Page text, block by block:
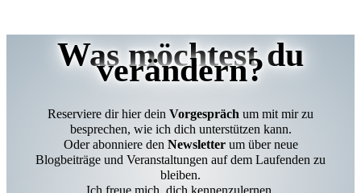
Was möchtest du
verändern?
Reserviere dir hier dein Vorgespräch um mit mir zu
besprechen, wie ich dich unterstützen kann.
Oder abonniere den Newsletterum über neue
Blogbeiträge und Veranstaltungen auf dem Laufenden zu
bleiben.
Ich freue mich, dich kennenzulernen.